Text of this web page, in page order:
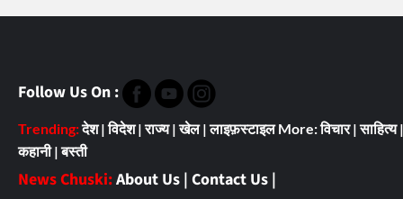
Follow Us On :
Trending:देश|विदेश|राज्य|खेल|लाइफ़स्टाइल More:विचार|साहित्य|
कहानी|बस्ती
News Chuski:About Us | Contact Us |